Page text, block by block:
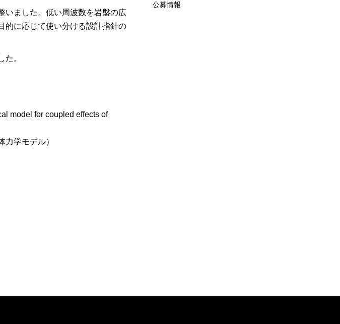
いました。低い周波数を岩盤の広
的に応じて使い分ける設計指針の
。
model for coupled effects of
力学モデル）
公募情報